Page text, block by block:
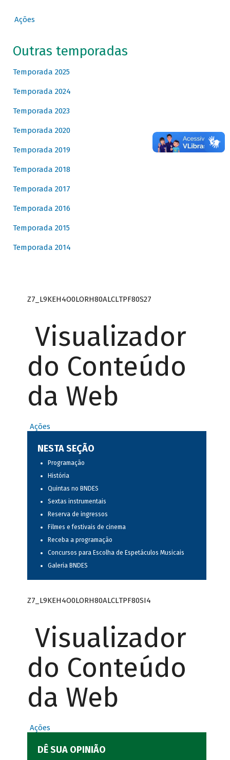
Ações
Outras temporadas
Temporada 2025
Temporada 2024
Temporada 2023
Temporada 2020
Temporada 2019
Temporada 2018
Temporada 2017
Temporada 2016
Temporada 2015
Temporada 2014
Z7_L9KEH4O0LORH80ALCLTPF80S27
Visualizador
do Conteúdo
da Web
Ações
NESTA SEÇÃO
Programação
História
Quintas no BNDES
Sextas instrumentais
Reserva de ingressos
Filmes e festivais de cinema
Receba a programação
Concursos para Escolha de Espetáculos Musicais
Galeria BNDES
Z7_L9KEH4O0LORH80ALCLTPF80SI4
Visualizador
do Conteúdo
da Web
Ações
DÊ SUA OPINIÃO